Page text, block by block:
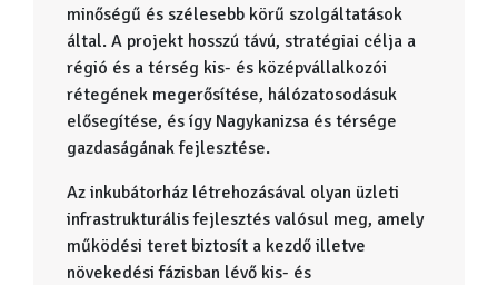
minőségű és szélesebb körű szolgáltatások
által. A projekt hosszú távú, stratégiai célja a
régió és a térség kis- és középvállalkozói
rétegének megerősítése, hálózatosodásuk
elősegítése, és így Nagykanizsa és térsége
gazdaságának fejlesztése.
Az inkubátorház létrehozásával olyan üzleti
infrastrukturális fejlesztés valósul meg, amely
működési teret biztosít a kezdő illetve
növekedési fázisban lévő kis- és